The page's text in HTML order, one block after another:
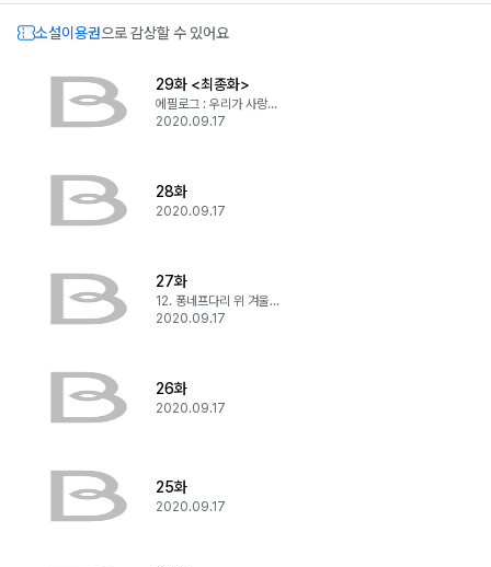
소설이용권으로 감상할 수 있어요
29화 <최종화>
에필로그 : 우리가 사랑한 시간
2020.09.17
28화
2020.09.17
27화
12. 퐁네프다리 위 겨울노래
2020.09.17
26화
2020.09.17
25화
2020.09.17